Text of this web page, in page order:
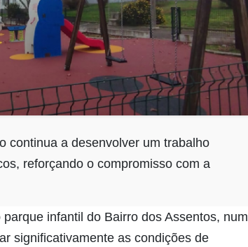
continua a desenvolver um trabalho
reforçando o compromisso com a
infantil do Bairro dos Assentos, num
significativamente as condições de